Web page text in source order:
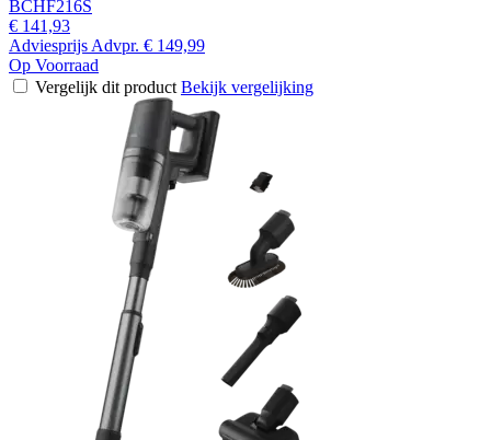
BCHF216S
€ 141,93
Adviesprijs Advpr. € 149,99
Op Voorraad
Vergelijk dit product Bekijk vergelijking